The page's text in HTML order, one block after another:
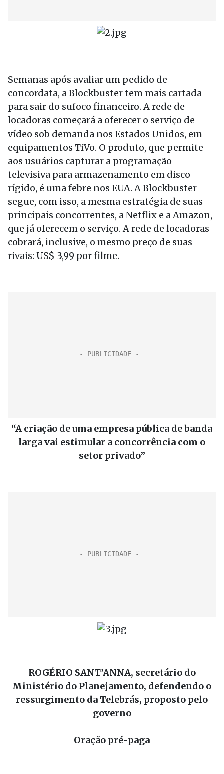
Semanas após avaliar um pedido de
concordata, a Blockbuster tem mais cartada
para sair do sufoco financeiro. A rede de
locadoras começará a oferecer o serviço de
vídeo sob demanda nos Estados Unidos, em
equipamentos TiVo. O produto, que permite
aos usuários capturar a programação
televisiva para armazenamento em disco
rígido, é uma febre nos EUA. A Blockbuster
segue, com isso, a mesma estratégia de suas
principais concorrentes, a Netflix e a Amazon,
que já oferecem o serviço. A rede de locadoras
cobrará, inclusive, o mesmo preço de suas
rivais: US$ 3,99 por filme.
“A criação de uma empresa pública de banda
larga vai estimular a concorrência com o
setor privado”
ROGÉRIO SANT’ANNA, secretário do
Ministério do Planejamento, defendendo o
ressurgimento da Telebrás, proposto pelo
governo
Oração pré-paga